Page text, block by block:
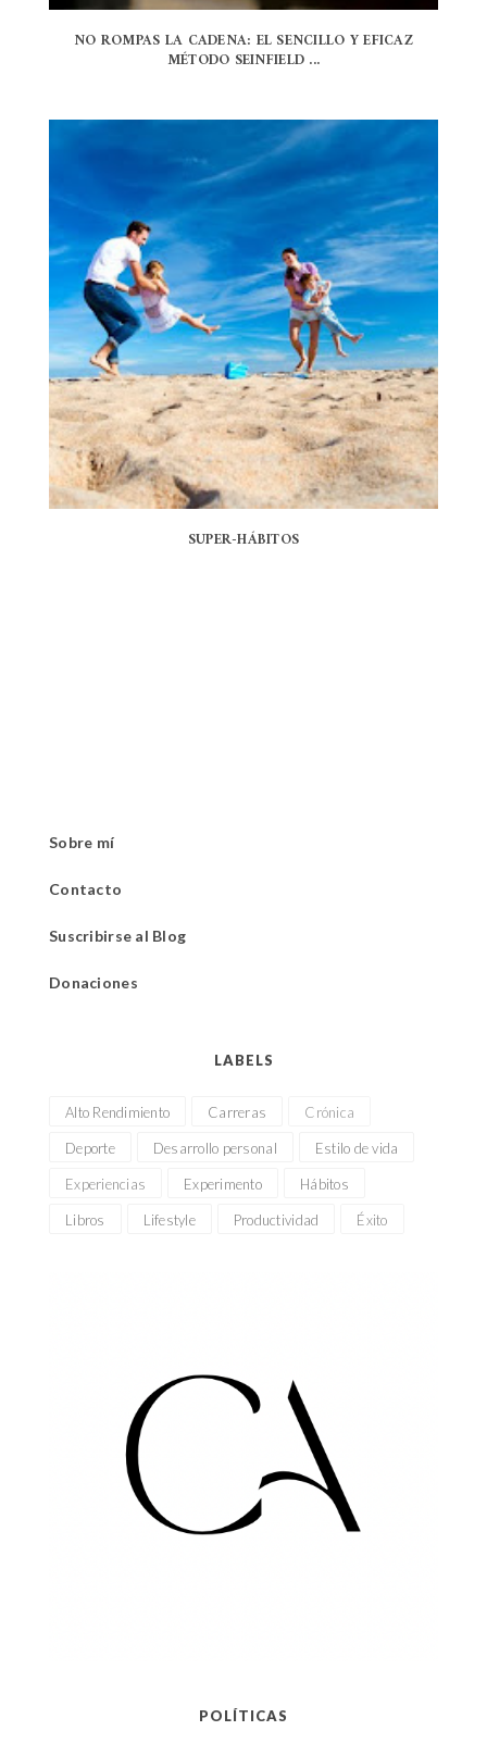
NO ROMPAS LA CADENA: EL SENCILLO Y EFICAZ
MÉTODO SEINFIELD ...
SUPER-HÁBITOS
Sobre mí
Contacto
Suscribirse al Blog
Donaciones
LABELS
Alto Rendimiento Carreras Crónica
Deporte Desarrollo personal Estilo de vida
Experiencias Experimento Hábitos
Libros Lifestyle Productividad Éxito
POLÍTICAS